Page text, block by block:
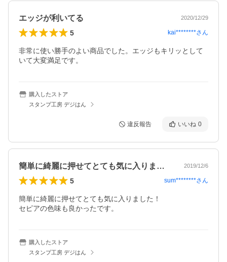
エッジが利いてる 2020/12/29
5 kai********さん
非常に使い勝手のよい商品でした。エッジもキリッとして
いて大変満足です。
購入したストア
スタンプ工房 デジはん
違反報告 いいね 0
簡単に綺麗に押せてとても気に入りました… 2019/12/6
5 sum********さん
簡単に綺麗に押せてとても気に入りました！
セピアの色味も良かったです。
購入したストア
スタンプ工房 デジはん